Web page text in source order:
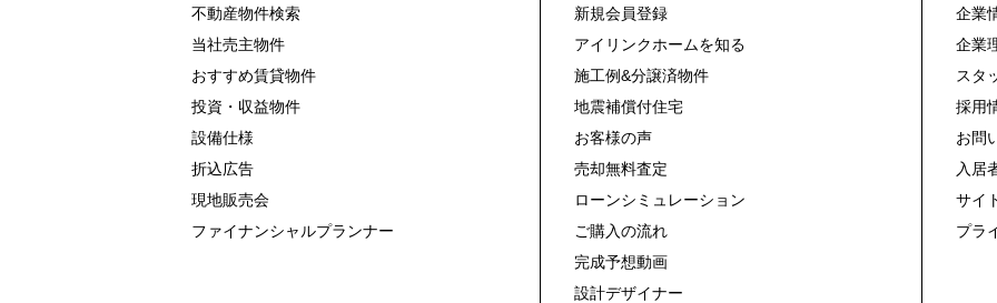
不動産物件検索
当社売主物件
おすすめ賃貸物件
投資・収益物件
設備仕様
折込広告
現地販売会
ファイナンシャルプランナー
新規会員登録
アイリンクホームを知る
施工例&分譲済物件
地震補償付住宅
お客様の声
売却無料査定
ローンシミュレーション
ご購入の流れ
完成予想動画
設計デザイナー
企業
企業
スタ
採用
お問
入居
サイ
プラ